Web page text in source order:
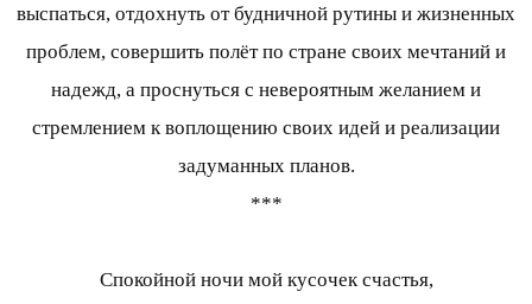
выспаться, отдохнуть от будничной рутины и жизненных
проблем, совершить полёт по стране своих мечтаний и
надежд, а проснуться с невероятным желанием и
стремлением к воплощению своих идей и реализации
задуманных планов.
***
Спокойной ночи мой кусочек счастья,